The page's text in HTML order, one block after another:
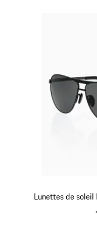
Lunettes de soleil